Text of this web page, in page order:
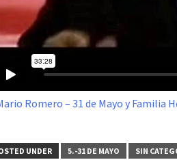
Romero – 31 de Mayo y Familia
UNDER 5.-31 DE MAYO SIN